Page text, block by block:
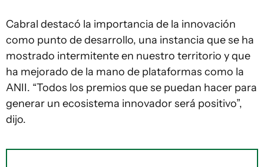
Cabral destacó la importancia de la innovación
como punto de desarrollo, una instancia que se ha
mostrado intermitente en nuestro territorio y que
ha mejorado de la mano de plataformas como la
ANII. “Todos los premios que se puedan hacer para
generar un ecosistema innovador será positivo”,
dijo.